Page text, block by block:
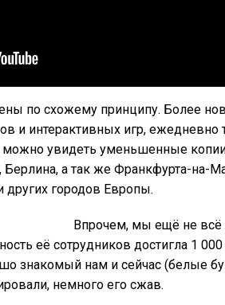
по схожему принципу. Более
и интерактивных игр,
можно увидеть уменьшенные
а так же Франкфурта-на-
других городов Европы.
Впрочем, мы ещё не всё
её сотрудников достигла 1
знакомый нам и сейчас (белые
немного его сжав.